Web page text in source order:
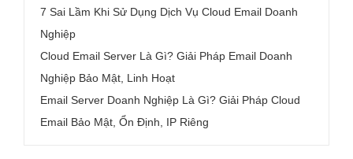
7 Sai Lầm Khi Sử Dụng Dịch Vụ Cloud Email Doanh
Nghiệp
Cloud Email Server Là Gì? Giải Pháp Email Doanh
Nghiệp Bảo Mật, Linh Hoạt
Email Server Doanh Nghiệp Là Gì? Giải Pháp Cloud
Email Bảo Mật, Ổn Định, IP Riêng